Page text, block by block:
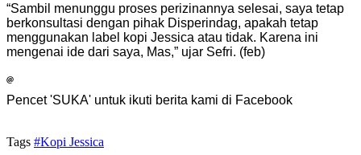
“Sambil menunggu proses perizinannya selesai, saya tetap
berkonsultasi dengan pihak Disperindag, apakah tetap
menggunakan label kopi Jessica atau tidak. Karena ini
mengenai ide dari saya, Mas,” ujar Sefri. (feb)
Pencet 'SUKA' untuk ikuti berita kami di Facebook
Tags #Kopi Jessica